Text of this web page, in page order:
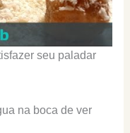
seu paladar
na boca de ver